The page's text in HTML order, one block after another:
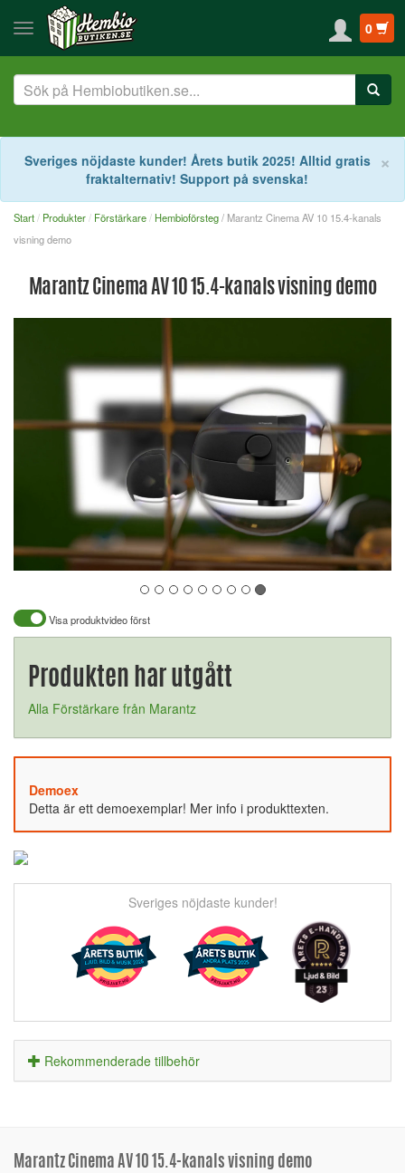
0
×
Sveriges nöjdaste kunder! Årets butik 2025! Alltid gratis
fraktalternativ! Support på svenska!
Start Produkter Förstärkare Hembioförsteg/ Marantz Cinema AV 10 15.4-kanals
visning demo
Marantz Cinema AV 10 15.4-kanals visning demo
Visa produktvideo först
Produkten har utgått
Alla Förstärkare från Marantz
Demoex
Detta är ett demoexemplar! Mer info i produkttexten.
Sveriges nöjdaste kunder!
Rekommenderade tillbehör
Marantz Cinema AV 10 15.4-kanals visning demo